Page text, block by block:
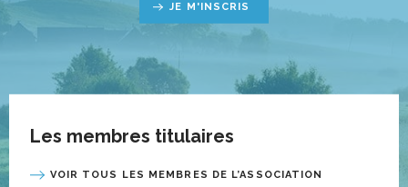
JE M'INSCRIS
Les membres titulaires
VOIR TOUS LES MEMBRES DE L’ASSOCIATION